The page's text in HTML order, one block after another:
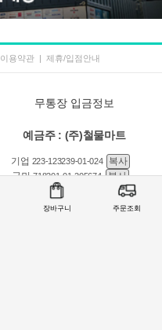
장바구니 주문조회
이용약관 | 제휴/입점안내
무통장 입금정보
예금주 : (주)철물마트
기업 223-123239-01-024
복사
국민718201-01-205674
복사
301-0168-3882-11 복사